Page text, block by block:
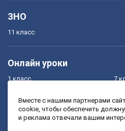
ЗНО
11 класс
Онлайн уроки
1 класс
3 класс
7
9
Вместе с нашими партнерами
cookie, чтобы обеспечить
и реклама отвечали вашим